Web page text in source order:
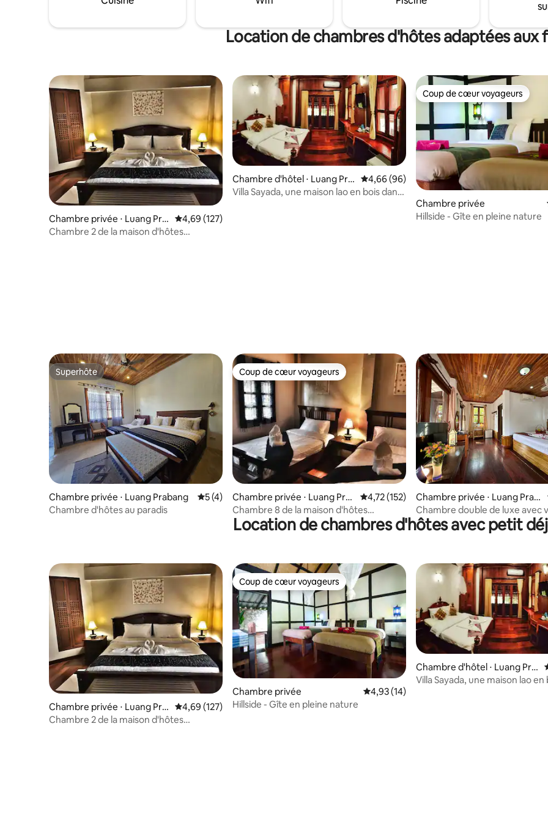
restaurant propose des plats
préparés avec des légumes
directement du jardin.
Location de chambres d'hôtes adaptées aux
Chambre privée ⋅ Luang Pra
bang
Évaluation moyenne sur la base de 127 commentaires : 4,69 sur 5
4,69 (127)
Chambre 2 de la maison d'hôtes
Chambre d'hôtel ⋅ Luang Pra
bang
Évaluation moyenne sur la base de 96
4,66 (96)
Villa Sayada, une maison lao en bois dans
Coup de cœur voyageurs
Coup de cœur voyageurs
Chambre privée
Hillside - Gîte en pleine nature
Superhôte
Superhôte
Chambre privée ⋅ Luang Prabang Évaluation moyenne sur la base de 4 commentaires : 5 sur 5
5 (4)
Chambre d'hôtes au paradis
Coup de cœur voyageurs
Coup de cœur voyageurs
Chambre privée ⋅ Luang Pra
bang
Évaluation moyenne sur la base de 152
4,72 (152)
Chambre 8 de la maison d'hôtes
Xanumkieng
Chambre privée ⋅ Luang Prab
ang
Chambre double de luxe avec
ville par Villa Thida
Location de chambres d'hôtes avec petit
Chambre privée ⋅ Luang Pra
bang
Évaluation moyenne sur la base de 127 commentaires : 4,69 sur 5
4,69 (127)
Chambre 2 de la maison d'hôtes
Coup de cœur voyageurs
Coup de cœur voyageurs
Chambre privée Évaluation moyenne sur la base de 14
4,93 (14)
Hillside - Gîte en pleine nature
Chambre d'hôtel ⋅ Luang Pra
bang
Villa Sayada, une maison lao en